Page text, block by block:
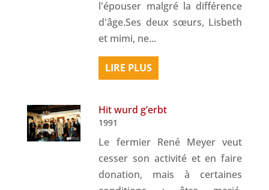
l'épouser malgré la différence
d'âge.Ses deux sœurs, Lisbeth
et mimi, ne...
LIRE PLUS
Hit wurd g’erbt
1991
Le fermier René Meyer veut
cesser son activité et en faire
donation, mais à certaines